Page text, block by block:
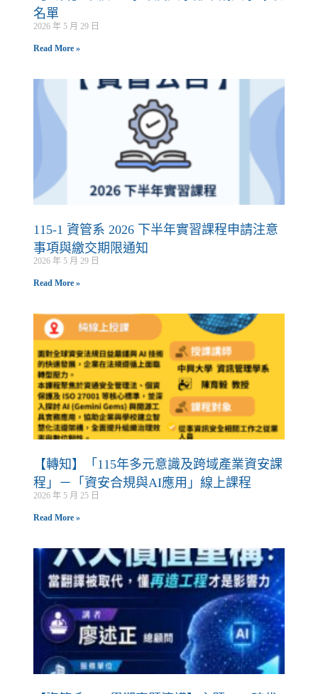
名單
2026 年 5 月 29 日
Read More »
115-1 資管系 2026 下半年實習課程申請注意
事項與繳交期限通知
2026 年 5 月 29 日
Read More »
【轉知】「115年多元意識及跨域產業資安課
程」－「資安合規與AI應用」線上課程
2026 年 5 月 25 日
Read More »